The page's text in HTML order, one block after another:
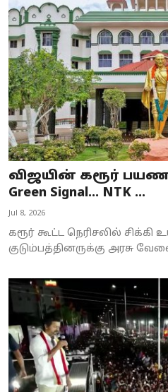
விஜயின் கரூர்
Green Signal... NTK ...
Jul 8, 2026
கரூர் கூட்ட நெரிசலில் சிக்கி
குடும்பத்தினருக்கு அரசு